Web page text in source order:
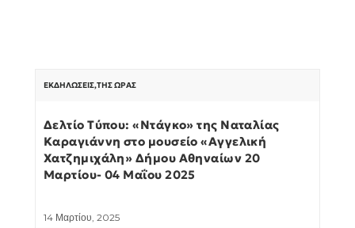
ΕΚΔΗΛΏΣΕΙΣ,ΤΗΣ ΏΡΑΣ
Δελτίο Τύπου: «Ντάγκο» της Ναταλίας
Καραγιάννη στο μουσείο «Αγγελική
Χατζημιχάλη» Δήμου Αθηναίων 20
Μαρτίου- 04 Μαΐου 2025
14 Μαρτίου, 2025